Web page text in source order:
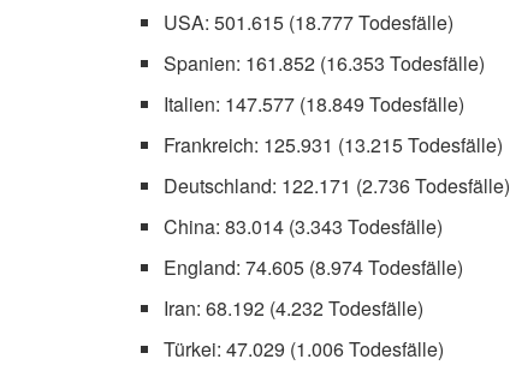
USA: 501.615 (18.777 Todesfälle)
Spanien: 161.852 (16.353 Todesfälle)
Italien: 147.577 (18.849 Todesfälle)
Frankreich: 125.931 (13.215 Todesfälle)
Deutschland: 122.171 (2.736 Todesfälle)
China: 83.014 (3.343 Todesfälle)
England: 74.605 (8.974 Todesfälle)
Iran: 68.192 (4.232 Todesfälle)
Türkei: 47.029 (1.006 Todesfälle)